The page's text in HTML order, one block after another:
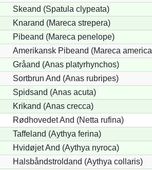
Skeand (Spatula clypeata)
Knarand (Mareca strepera)
Pibeand (Mareca penelope)
Amerikansk Pibeand (Mareca
Gråand (Anas platyrhynchos)
Sortbrun And (Anas rubripes)
Spidsand (Anas acuta)
Krikand (Anas crecca)
Rødhovedet And (Netta rufina)
Taffeland (Aythya ferina)
Hvidøjet And (Aythya nyroca)
Halsbåndstroldand (Aythya collaris)